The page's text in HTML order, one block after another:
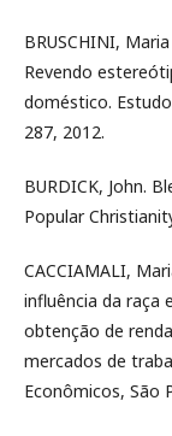
BRUSCHINI,
Revendo
doméstico.
287, 2012.
BURDICK, John.
Popular
CACCIAMALI,
influência da raça
obtenção de
mercados de
Econômicos, São